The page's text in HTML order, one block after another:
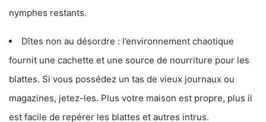
nymphes restants.
Dîtes non au désordre : l’environnement chaotique
fournit une cachette et une source de nourriture pour les
blattes. Si vous possédez un tas de vieux journaux ou
magazines, jetez-les. Plus votre maison est propre, plus il
est facile de repérer les blattes et autres intrus.